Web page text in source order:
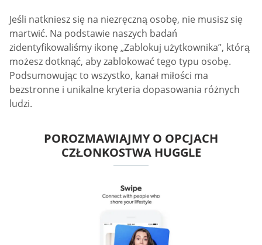
Jeśli natkniesz się na niezręczną osobę, nie musisz się
martwić. Na podstawie naszych badań
zidentyfikowaliśmy ikonę „Zablokuj użytkownika”, którą
możesz dotknąć, aby zablokować tego typu osobę.
Podsumowując to wszystko, kanał miłości ma
bezstronne i unikalne kryteria dopasowania różnych
ludzi.
POROZMAWIAJMY O OPCJACH
CZŁONKOSTWA HUGGLE